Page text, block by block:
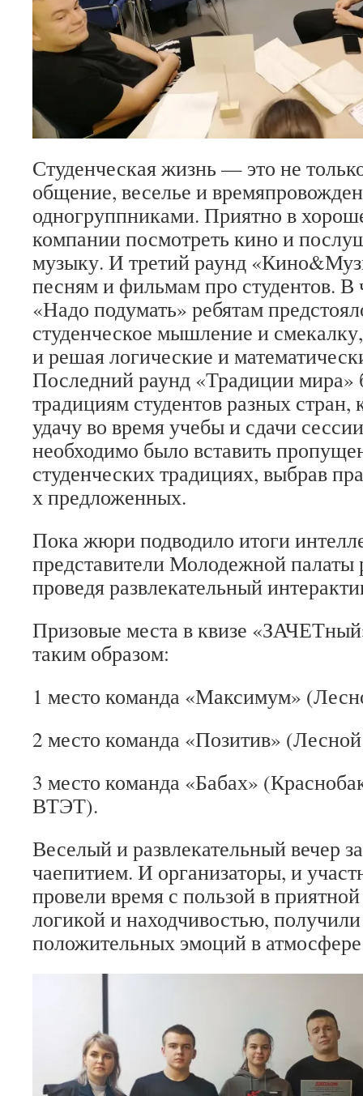
Студенческая жизнь — это не
общение, веселье и
одногруппниками. Приятно в
компании посмотреть кино и
музыку. И третий раунд
песням и фильмам про студентов. В
«Надо подумать» ребятам
студенческое мышление и
и решая логические и
Последний раунд «Традиции
традициям студентов разных стран,
удачу во время учебы и сдачи
необходимо было вставить
студенческих традициях, выбрав
х предложенных.
Пока жюри подводило итоги
представители Молодежной палаты
проведя развлекательный
Призовые места в квизе
таким образом:
1 место команда «Максимум»
2 место команда «Позитив»
3 место команда «Бабах»
ВТЭТ).
Веселый и развлекательный вечер
чаепитием. И организаторы, и
провели время с пользой в
логикой и находчивостью, получили
положительных эмоций в